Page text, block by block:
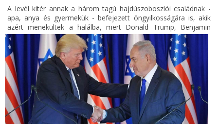
A levél kitér annak a három tagú hajdúszoboszlói családnak -
apa, anya és gyermekük - befejezett öngyilkosságára is, akik
azért menekültek a halálba, mert Donald Trump, Benjamin